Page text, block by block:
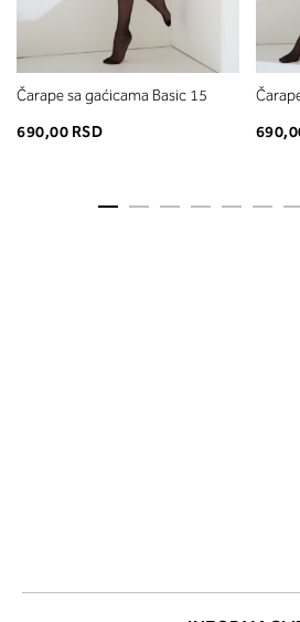
Čarape sa gaćicama Basic 15
690,00 RSD